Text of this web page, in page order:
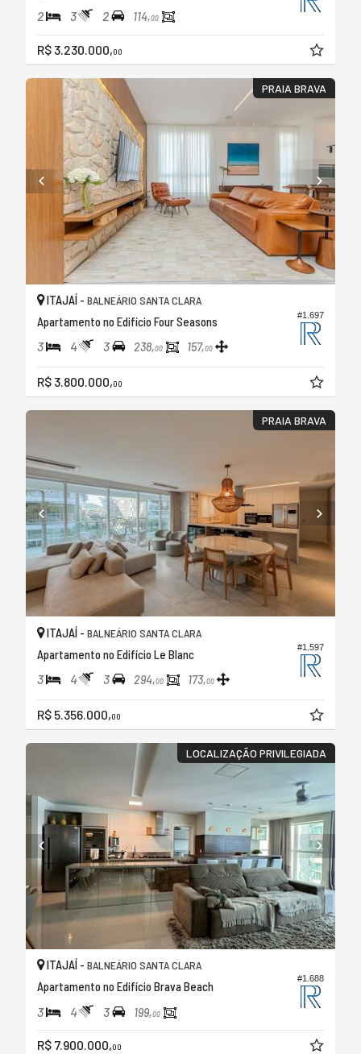
2 3 2 114,00
R$ 3.230.000,00
PRAIA BRAVA
#1.697
ITAJAÍ - BALNEÁRIO SANTA CLARA
Apartamento no Edifício Four Seasons
3 4 3 238,00 157,00
R$ 3.800.000,00
PRAIA BRAVA
#1.597
ITAJAÍ - BALNEÁRIO SANTA CLARA
Apartamento no Edifício Le Blanc
3 4 3 294,00 173,00
R$ 5.356.000,00
LOCALIZAÇÃO PRIVILEGIADA
#1.688
ITAJAÍ - BALNEÁRIO SANTA CLARA
Apartamento no Edifício Brava Beach
3 4 3 199,00
R$ 7.900.000,00